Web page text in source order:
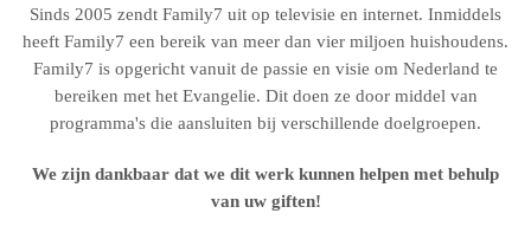
Sinds 2005 zendt Family7 uit op televisie en internet. Inmiddels
heeft Family7 een bereik van meer dan vier miljoen huishoudens.
Family7 is opgericht vanuit de passie en visie om Nederland te
bereiken met het Evangelie. Dit doen ze door middel van
programma's die aansluiten bij verschillende doelgroepen.
We zijn dankbaar dat we dit werk kunnen helpen met behulp
van uw giften!